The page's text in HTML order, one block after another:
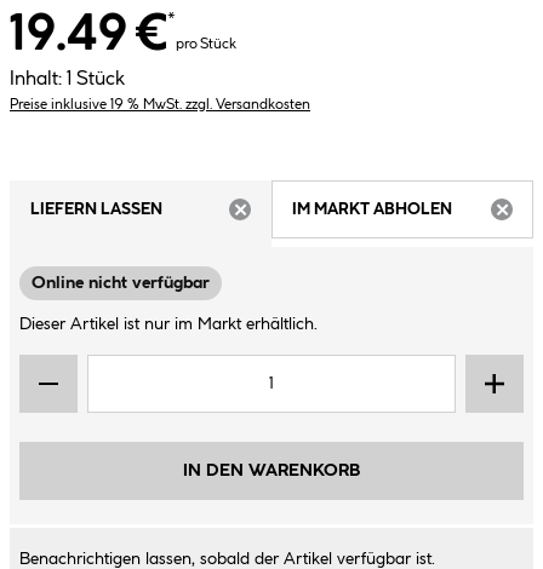
19.49 €*
pro Stück
Inhalt: 1 Stück
Preise inklusive 19 % MwSt. zzgl. Versandkosten
LIEFERN LASSEN
IM MARKT ABHOLEN
Online nicht verfügbar
Dieser Artikel ist nur im Markt erhältlich.
IN DEN WARENKORB
Benachrichtigen lassen, sobald der Artikel verfügbar ist.